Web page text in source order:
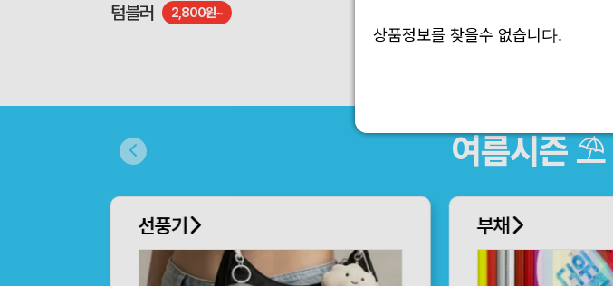
텀블러 2,800원~
여름시즌⛱
선풍기 부채
상품정보를 찾을수 없습니다.